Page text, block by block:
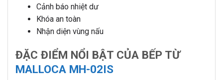
Cảnh báo nhiệt dư
Khóa an toàn
Nhận diện vùng nấu
ĐẶC ĐIỂM NỔI BẬT CỦA BẾP TỪ
MALLOCA MH-02IS